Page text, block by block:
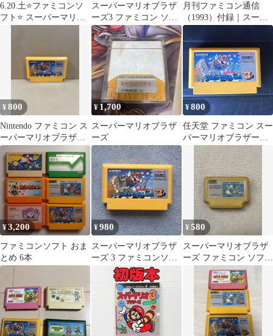
6.20.土⭐️ファミコンソ
フト⭐️ スーパーマリオ
スーパーマリオブラザ
ーズ3 ファミコン ソフ
ト
月刊ファミコン通信
（1993）付録｜スーパ
ーマリオコレクション
（68P）
¥800
Nintendo ファミコン ス
ーパーマリオブラザー
ズ3 カセット
¥ 1,700
スーパーマリオブラザ
ーズ
¥800
任天堂 ファミコン スー
パーマリオブラザーズ3
¥3,200
ファミコンソフト おま
とめ 6本
¥980
スーパーマリオブラザ
ーズ 3 ファミコンソフ
ト ソフトのみ
¥580
スーパーマリオブラザ
ーズ ファミコン ソフト
型 ブリキ缶 ミニ